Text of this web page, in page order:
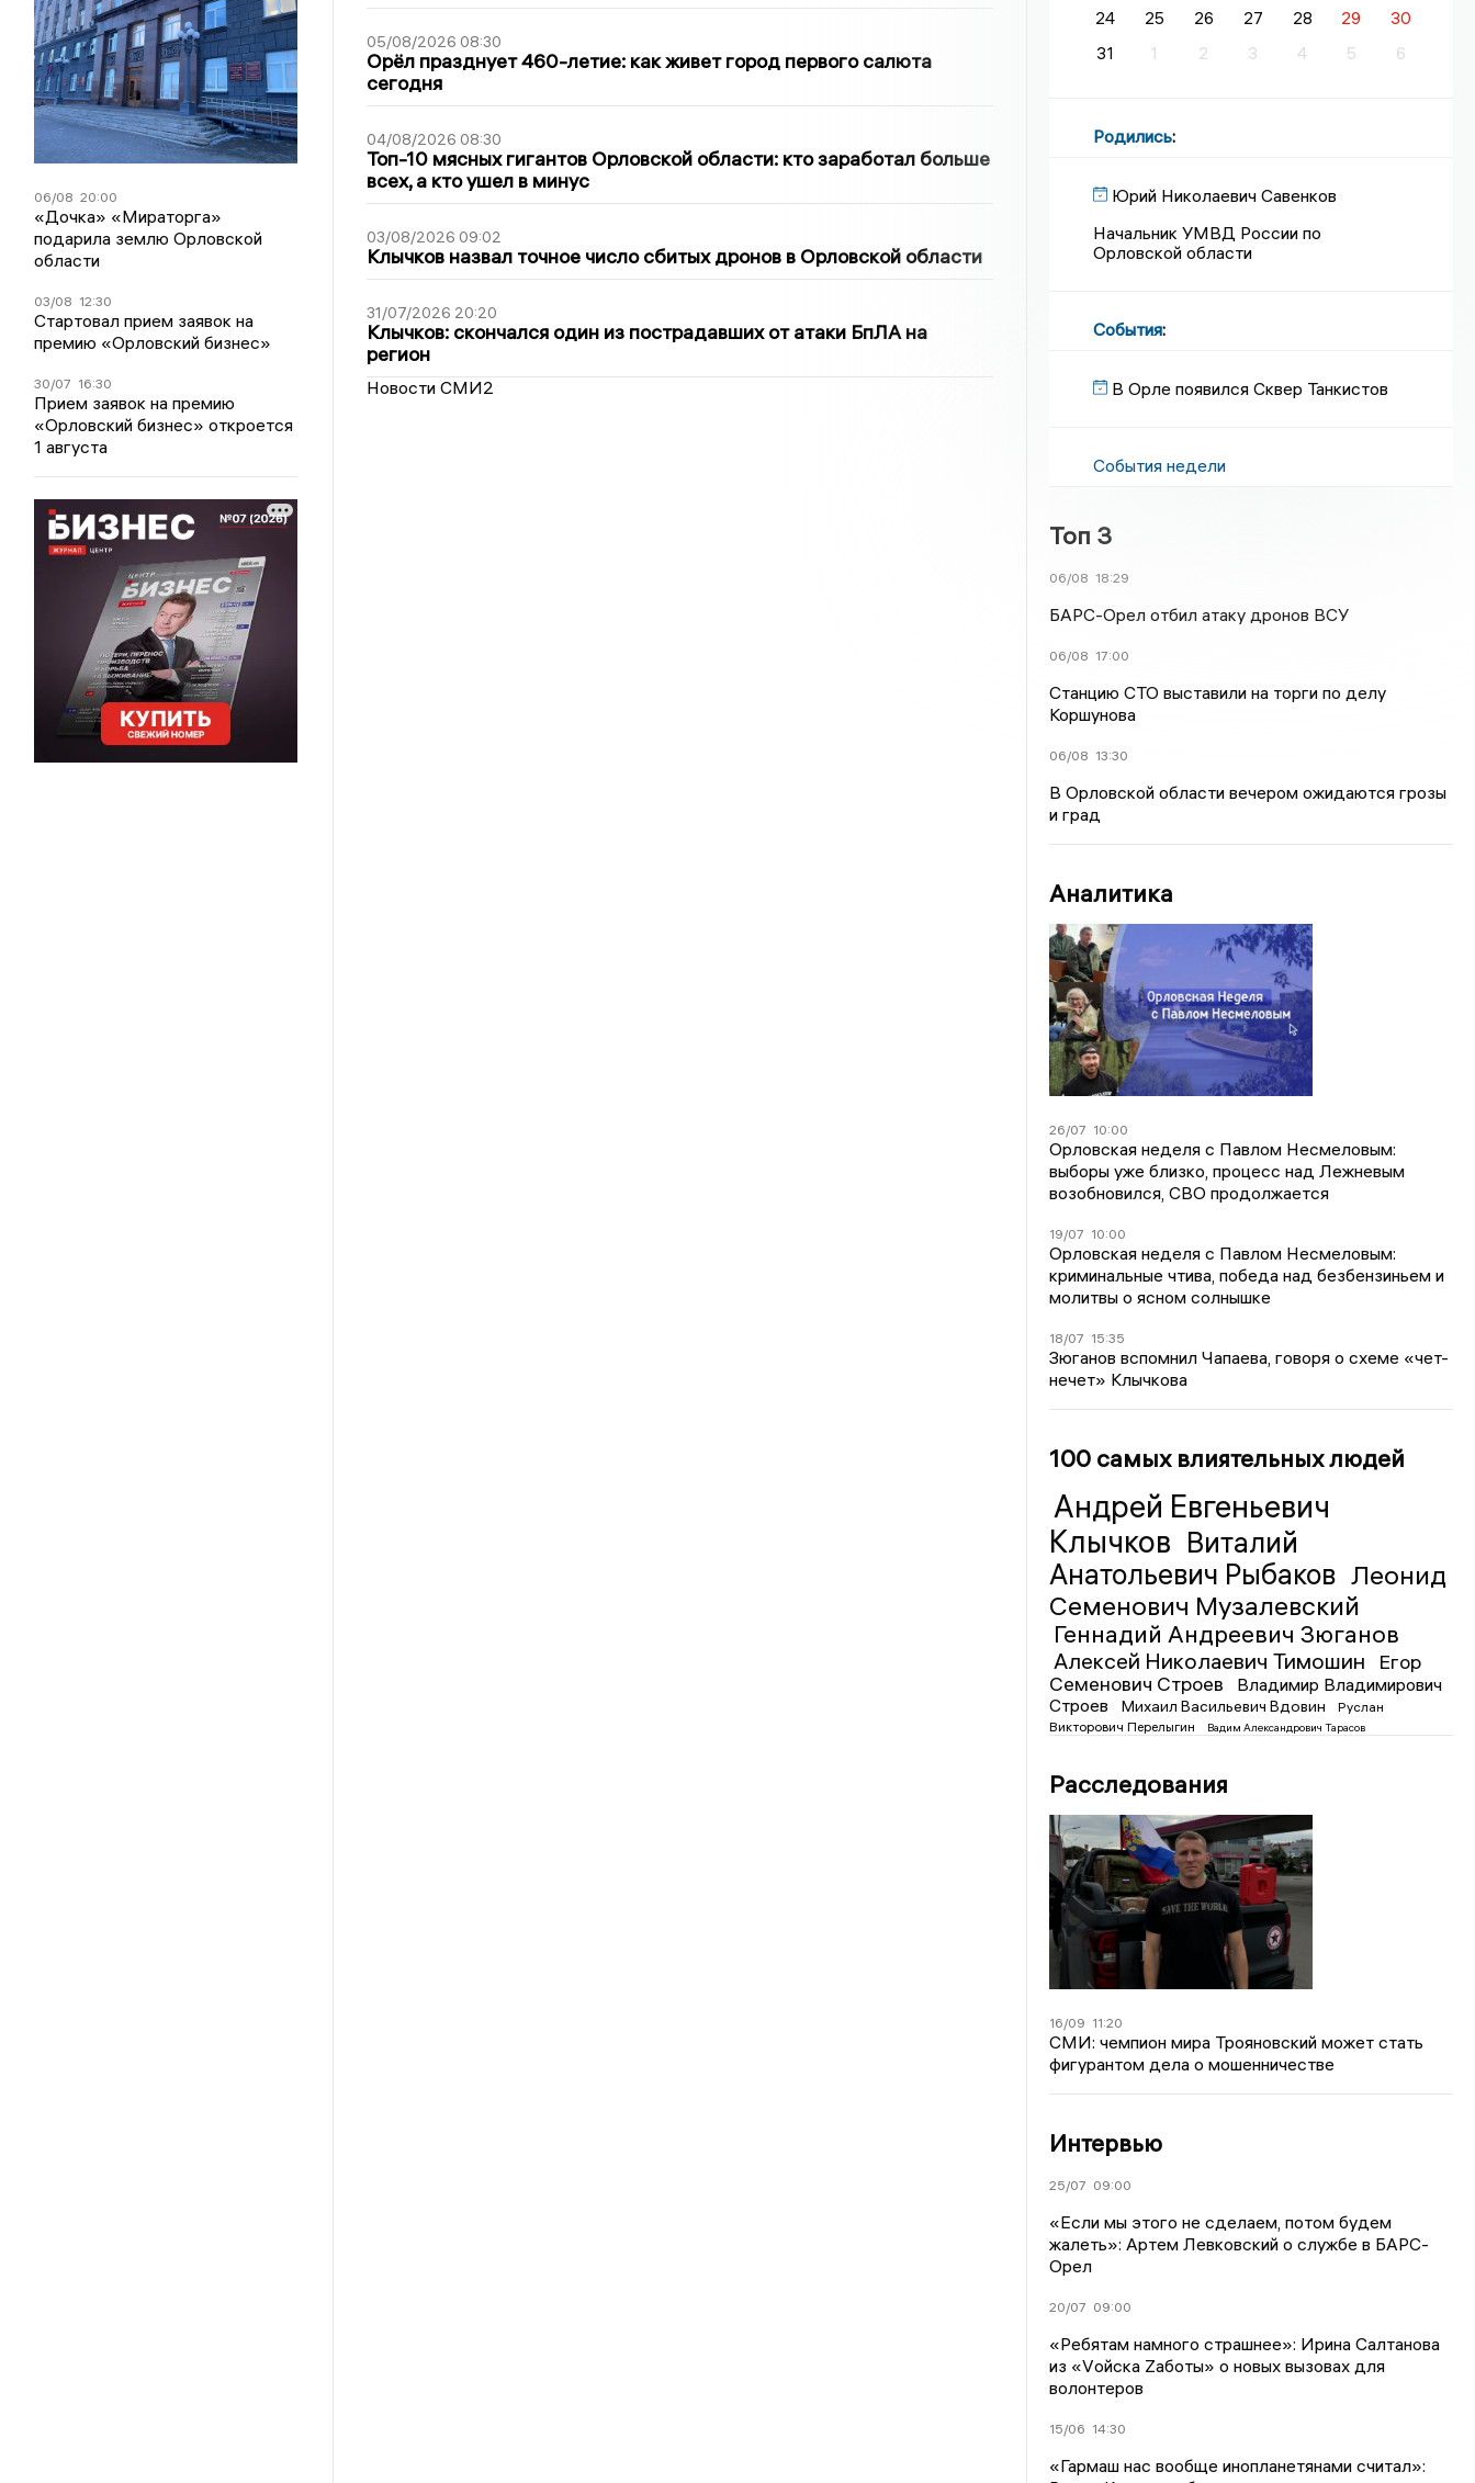
06/08 20:00
«Дочка» «Мираторга»
подарила землю Орловской
области
03/08 12:30
Стартовал прием заявок на
премию «Орловский бизнес»
30/07 16:30
Прием заявок на премию
«Орловский бизнес» откроется
1 августа
05/08/2026 08:30
Орёл празднует 460-летие: как живет город первого салюта
сегодня
04/08/2026 08:30
Топ-10 мясных гигантов Орловской области: кто заработал больше
всех, а кто ушел в минус
03/08/2026 09:02
Клычков назвал точное число сбитых дронов в Орловской области
31/07/2026 20:20
Клычков: скончался один из пострадавших от атаки БпЛА на
регион
Новости СМИ2
24
25 26 27 28 29
30
31
1 2 3 4 5 6
Родились:
Юрий Николаевич Савенков
Начальник УМВД России по
Орловской области
События:
В Орле появился Сквер Танкистов
События недели
Топ 3
06/08 18:29
БАРС-Орел отбил атаку дронов ВСУ
06/08 17:00
Станцию СТО выставили на торги по делу
Коршунова
06/08 13:30
В Орловской области вечером ожидаются грозы
и град
Аналитика
26/07 10:00
Орловская неделя с Павлом Несмеловым:
выборы уже близко, процесс над Лежневым
возобновился, СВО продолжается
19/07 10:00
Орловская неделя с Павлом Несмеловым:
криминальные чтива, победа над безбензиньем и
молитвы о ясном солнышке
18/07 15:35
Зюганов вспомнил Чапаева, говоря о схеме «чет-
нечет» Клычкова
100 самых влиятельных людей
Андрей Евгеньевич
Клычков Виталий
Анатольевич Рыбаков Леонид
Семенович Музалевский
Геннадий Андреевич Зюганов
Алексей Николаевич Тимошин
Егор
Семенович Строев
Владимир Владимирович
Строев
Михаил Васильевич Вдовин
Руслан
Викторович Перелыгин
Вадим Александрович Тарасов
Расследования
16/09 11:20
СМИ: чемпион мира Трояновский может стать
фигурантом дела о мошенничестве
Интервью
25/07 09:00
«Если мы этого не сделаем, потом будем
жалеть»: Артем Левковский о службе в БАРС-
Орел
20/07 09:00
«Ребятам намного страшнее»: Ирина Салтанова
из «Vойска Zаботы» о новых вызовах для
волонтеров
15/06 14:30
«Гармаш нас вообще инопланетянами считал»: